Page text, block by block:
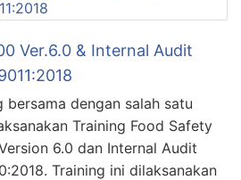
Ver.6.0 & Internal Audit
bersama dengan salah satu
Training Food Safety
6.0 dan Internal Audit
Training ini dilaksanakan